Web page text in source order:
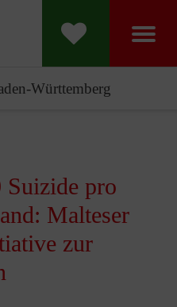
Württemberg
Suizide pro
Malteser
zur